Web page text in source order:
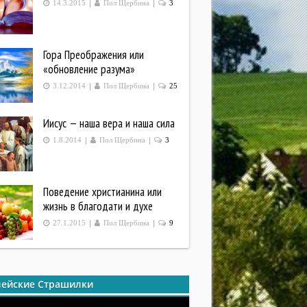
14.3.2015 Пол Щербина 3
Гора Преображения или
«обновление разума»
3.12.2014 | Пол Щербина | 25
Иисус — наша вера и наша сила
1.8.2014 | Пол Щербина | 3
Поведение христианина или
жизнь в благодати и духе
27.1.2015 | Пол Щербина | 9
Страшилки